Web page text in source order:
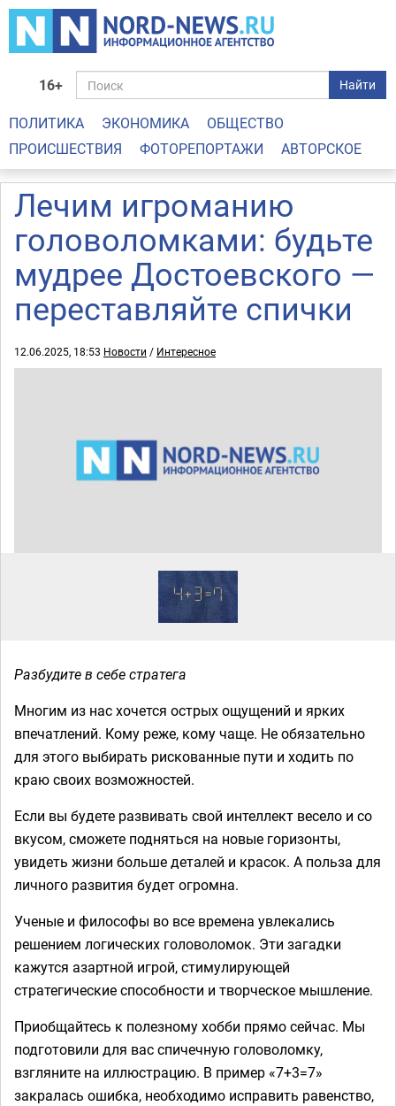
16+ Найти
ПОЛИТИКА ЭКОНОМИКА
ОБЩЕСТВО
ПРОИСШЕСТВИЯ
ФОТОРЕПОРТАЖИ АВТОРСКОЕ
Лечим игроманию
головоломками: будьте
мудрее Достоевского —
переставляйте спички
12.06.2025, 18:53 Новости / Интересное
Разбудите в себе стратега
Многим из нас хочется острых ощущений и ярких
впечатлений. Кому реже, кому чаще. Не обязательно
для этого выбирать рискованные пути и ходить по
краю своих возможностей.
Если вы будете развивать свой интеллект весело и со
вкусом, сможете подняться на новые горизонты,
увидеть жизни больше деталей и красок. А польза для
личного развития будет огромна.
Ученые и философы во все времена увлекались
решением логических головоломок. Эти загадки
кажутся азартной игрой, стимулирующей
стратегические способности и творческое мышление.
Приобщайтесь к полезному хобби прямо сейчас. Мы
подготовили для вас спичечную головоломку,
взгляните на иллюстрацию. В пример «7+3=7»
закралась ошибка, необходимо исправить равенство,